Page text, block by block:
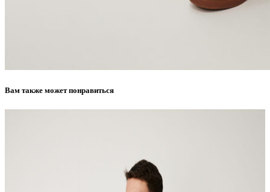
Вам также может понравиться